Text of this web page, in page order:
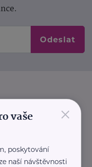
Odeslat
×
vaše
poskytování
naší návštěvnosti